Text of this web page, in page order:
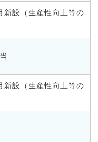
新設（生産性向上等の
新設（生産性向上等の